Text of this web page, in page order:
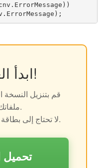
ابدأ العمل الآن!
قم بتنزيل النسخة
ملفاتك في دقائق.
لا تحتاج إلى بطاقة ائتمان أو بريد إلكتروني.